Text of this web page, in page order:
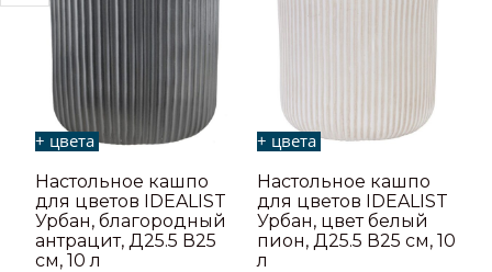
+ цвета
Настольное кашпо
для цветов IDEALIST
Урбан, благородный
антрацит, Д25.5 В25
см, 10 л
+ цвета
Настольное кашпо
для цветов IDEALIST
Урбан, цвет белый
пион, Д25.5 В25 см, 10
л